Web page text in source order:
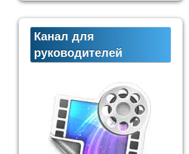
Канал для
руководителей